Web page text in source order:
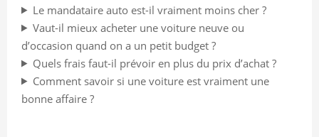
Le mandataire auto est-il vraiment moins cher ?
Vaut-il mieux acheter une voiture neuve ou
d’occasion quand on a un petit budget ?
Quels frais faut-il prévoir en plus du prix d’achat ?
Comment savoir si une voiture est vraiment une
bonne affaire ?